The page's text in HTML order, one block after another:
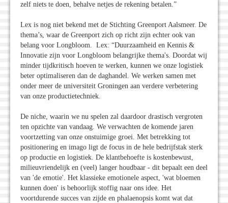
zelf niets te doen, behalve netjes de rekening betalen.”
Lex is nog niet bekend met de Stichting Greenport Aalsmeer. De
thema’s, waar de Greenport zich op richt zijn echter ook van
belang voor Longbloom. Lex: “Duurzaamheid en Kennis &
Innovatie zijn voor Longbloom belangrijke thema's. Doordat wij
minder tijdkritisch hoeven te werken, kunnen we onze logistiek
beter optimaliseren dan de daghandel. We werken samen met
onder meer de universiteit Groningen aan verdere verbetering
van onze productietechniek.
De niche, waarin we nu spelen zal daardoor drastisch vergroten
ten opzichte van vandaag. We verwachten de komende jaren
voortzetting van onze onstuimige groei. Met betrekking tot
positionering en imago ligt de focus in de hele bedrijfstak sterk
op productie en logistiek. De klantbehoefte is kostenbewust,
milieuvriendelijk en (veel) langer houdbaar - dit bepaalt een deel
van 'de emotie'. Het klassieke emotionele aspect, 'wat bloemen
kunnen doen' is behoorlijk stoffig naar ons idee. Het
voortdurende succes van zijde en phalaenopsis komt wat dat